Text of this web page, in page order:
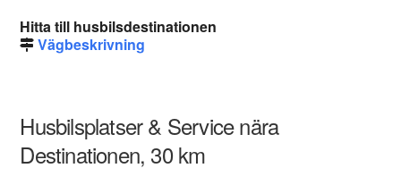
Hitta till husbilsdestinationen
Vägbeskrivning
Husbilsplatser & Service nära
Destinationen, 30 km